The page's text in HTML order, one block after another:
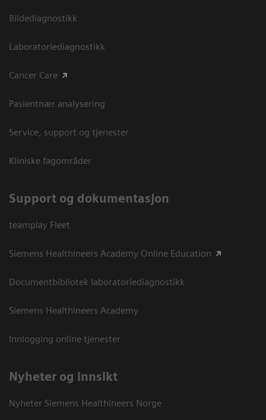
Bildediagnostikk
Laboratoriediagnostikk
Cancer Care
Pasientnær analysering
Service, support og tjenester
Kliniske fagområder
Support og dokumentasjon
teamplay Fleet
Siemens Healthineers Academy Online Education
Documentbibliotek laboratoriediagnostikk
Siemens Healthineers Academy
Innlogging online tjenester
Nyheter og innsikt
Nyheter Siemens Healthineers Norge